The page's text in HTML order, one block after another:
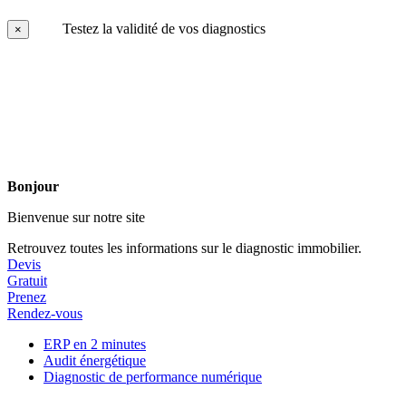
× Testez la validité de vos diagnostics
Bonjour
Bienvenue sur notre site
Retrouvez toutes les informations sur le diagnostic immobilier.
Devis
Gratuit
Prenez
Rendez-vous
ERP en 2 minutes
Audit énergétique
Diagnostic de performance numérique